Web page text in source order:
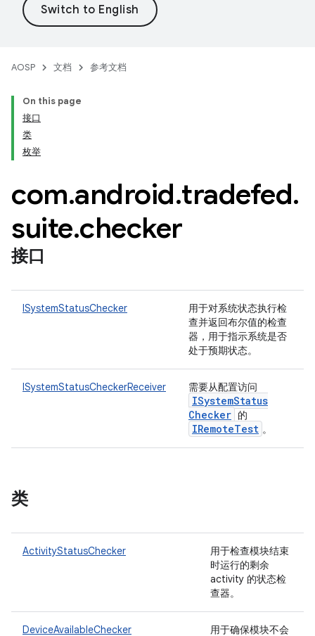
AOSP 文档 参考文档
On this page
接口
类
枚举
com.android.tradefed.
suite.checker
接口
ISystemStatusChecker
用于对系统状态执行检
查并返回布尔值的检查
器，用于指示系统是否
处于预期状态。
ISystemStatusCheckerReceiver 需要从配置访问
ISystemStatus
Checker 的
IRemoteTest 。
类
ActivityStatusChecker
用于检查模块结束
时运行的剩余
activity 的状态检
查器。
DeviceAvailableChecker
用于确保模块不会